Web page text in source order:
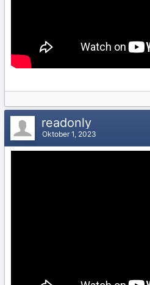
readonly
Oktober 1, 2023